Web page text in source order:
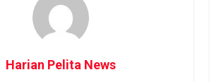
Harian Pelita News